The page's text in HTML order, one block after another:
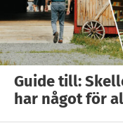
Guide till:
har något för